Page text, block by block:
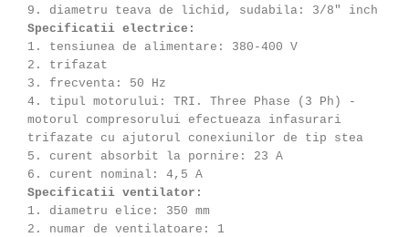
9. diametru teava de lichid, sudabila: 3/8" inch
Specificatii electrice:
1. tensiunea de alimentare: 380-400 V
2. trifazat
3. frecventa: 50 Hz
4. tipul motorului: TRI. Three Phase (3 Ph) -
motorul compresorului efectueaza infasurari
trifazate cu ajutorul conexiunilor de tip stea
5. curent absorbit la pornire: 23 A
6. curent nominal: 4,5 A
Specificatii ventilator:
1. diametru elice: 350 mm
2. numar de ventilatoare: 1